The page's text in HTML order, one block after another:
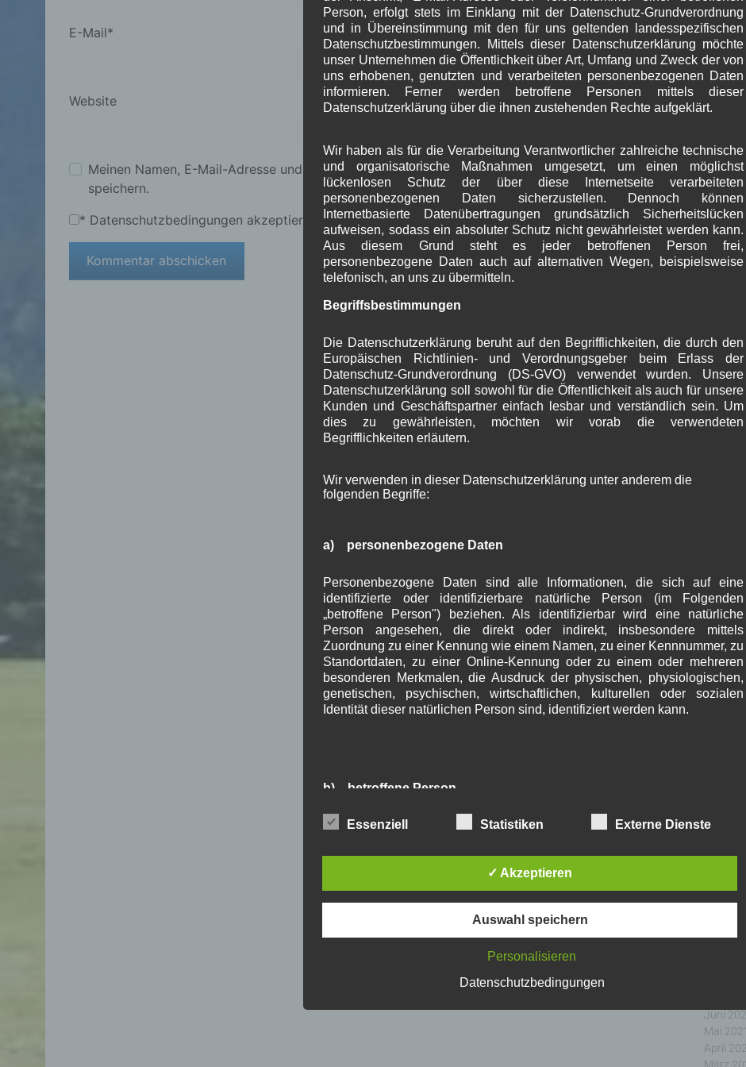
E-Mail*
Website
Meinen Namen, E-Mail-Adresse und Website in diesem Browser für meinen nächsten Kommentar
speichern.
* Datenschutzbedingungen akzeptieren
Juni 2026
Mai 2026
April
März
Januar
Oktober
August
Juli 2025
Juni 2025
Mai 2025
April
März
Januar
Oktober
August
Juli 2024
Juni 2024
Januar
August
Juli 2023
Juni 2023
Mai 2023
April
März
Februar
Januar
August
Mai 2022
Januar
August
Juni
Mai
April
Person, erfolgt stets im Einklang mit der Datenschutz-Grundverordnung
und in Übereinstimmung mit den für uns geltenden landesspezifischen
Datenschutzbestimmungen. Mittels dieser Datenschutzerklärung möchte
unser Unternehmen die Öffentlichkeit über Art, Umfang und Zweck der von
uns erhobenen, genutzten und verarbeiteten personenbezogenen Daten
informieren. Ferner werden betroffene Personen mittels dieser
Datenschutzerklärung über die ihnen zustehenden Rechte aufgeklärt.
Wir haben als für die Verarbeitung Verantwortlicher zahlreiche technische
und organisatorische Maßnahmen umgesetzt, um einen möglichst
lückenlosen Schutz der über diese Internetseite verarbeiteten
personenbezogenen Daten sicherzustellen. Dennoch können
Internetbasierte Datenübertragungen grundsätzlich Sicherheitslücken
aufweisen, sodass ein absoluter Schutz nicht gewährleistet werden kann.
Aus diesem Grund steht es jeder betroffenen Person frei,
personenbezogene Daten auch auf alternativen Wegen, beispielsweise
telefonisch, an uns zu übermitteln.
Begriffsbestimmungen
Die Datenschutzerklärung beruht auf den Begrifflichkeiten, die durch den
Europäischen Richtlinien- und Verordnungsgeber beim Erlass der
Datenschutz-Grundverordnung (DS-GVO) verwendet wurden. Unsere
Datenschutzerklärung soll sowohl für die Öffentlichkeit als auch für unsere
Kunden und Geschäftspartner einfach lesbar und verständlich sein. Um
dies zu gewährleisten, möchten wir vorab die verwendeten
Begrifflichkeiten erläutern.
Wir verwenden in dieser Datenschutzerklärung unter anderem die
folgenden Begriffe:
a) personenbezogene Daten
Personenbezogene Daten sind alle Informationen, die sich auf eine
identifizierte oder identifizierbare natürliche Person (im Folgenden
„betroffene Person") beziehen. Als identifizierbar wird eine natürliche
Person angesehen, die direkt oder indirekt, insbesondere mittels
Zuordnung zu einer Kennung wie einem Namen, zu einer Kennnummer, zu
Standortdaten, zu einer Online-Kennung oder zu einem oder mehreren
besonderen Merkmalen, die Ausdruck der physischen, physiologischen,
genetischen, psychischen, wirtschaftlichen, kulturellen oder sozialen
Identität dieser natürlichen Person sind, identifiziert werden kann.
b) betroffene Person
Betroffene Person ist jede identifizierte oder identifizierbare natürliche
Verantwortlichen verarbeitet werden.
c) Verarbeitung
Verarbeitung ist jeder mit oder ohne Hilfe automatisierter Verfahren
ausgeführte Vorgang oder jede solche Vorgangsreihe im Zusammenhang
Organisation, das Ordnen, die Speicherung, die Anpassung oder
Offenlegung durch Übermittlung, Verbreitung oder eine andere Form der
Bereitstellung, den Abgleich oder die Verknüpfung, die Einschränkung, das
Essenziell Statistiken Externe Dienste
✓ Akzeptieren
Auswahl speichern
Personalisieren
Datenschutzbedingungen